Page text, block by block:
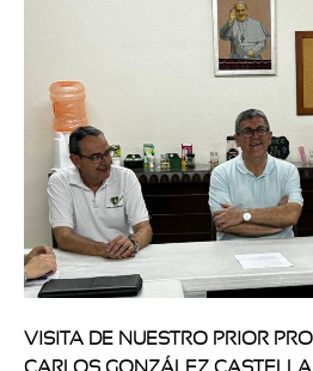
VISITA DE NUESTRO PRIOR